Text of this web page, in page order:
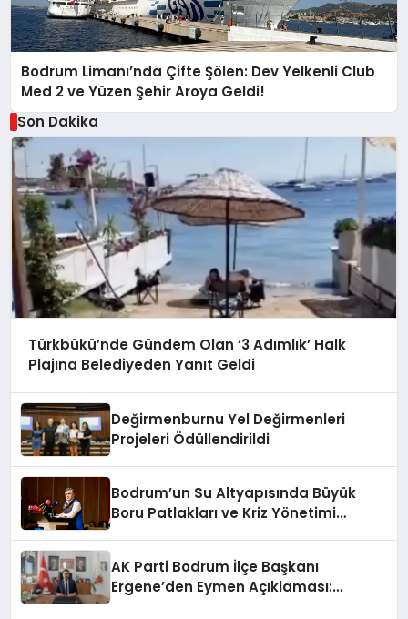
Bodrum Limanı’nda Çifte Şölen: Dev Yelkenli Club
Med 2 ve Yüzen Şehir Aroya Geldi!
Son Dakika
Türkbükü’nde Gündem Olan ‘3 Adımlık’ Halk
Plajına Belediyeden Yanıt Geldi
Değirmenburnu Yel Değirmenleri
Projeleri Ödüllendirildi
Bodrum’un Su Altyapısında Büyük
Boru Patlakları ve Kriz Yönetimi
AK Parti Bodrum İlçe Başkanı
Ergene’den Eymen Açıklaması: